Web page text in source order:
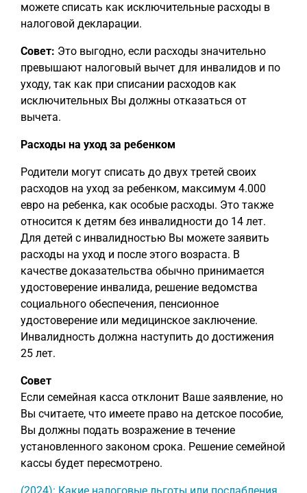
можете списать как исключительные расходы в
налоговой декларации.
Совет: Это выгодно, если расходы значительно
превышают налоговый вычет для инвалидов и по
уходу, так как при списании расходов как
исключительных Вы должны отказаться от
вычета.
Расходы на уход за ребенком
Родители могут списать до двух третей своих
расходов на уход за ребенком, максимум 4.000
евро на ребенка, как особые расходы. Это также
относится к детям без инвалидности до 14 лет.
Для детей с инвалидностью Вы можете заявить
расходы на уход и после этого возраста. В
качестве доказательства обычно принимается
удостоверение инвалида, решение ведомства
социального обеспечения, пенсионное
удостоверение или медицинское заключение.
Инвалидность должна наступить до достижения
25 лет.
Совет
Если семейная касса отклонит Ваше заявление, но
Вы считаете, что имеете право на детское пособие,
Вы должны подать возражение в течение
установленного законом срока. Решение семейной
кассы будет пересмотрено.